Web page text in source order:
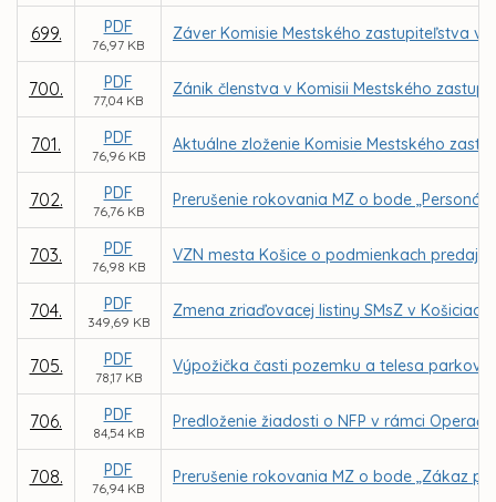
699. PDF
76,97 KB
Záver Komisie Mestského zastupiteľstva v
700. PDF
77,04 KB
Zánik členstva v Komisii Mestského
701. PDF
76,96 KB
Aktuálne zloženie Komisie Mestského
702. PDF
76,76 KB
Prerušenie rokovania MZ o bode
703. PDF
76,98 KB
VZN mesta Košice o podmienkach
704. PDF
349,69 KB
Zmena zriaďovacej listiny SMsZ v Košiciach
705. PDF
78,17 KB
Výpožička časti pozemku a telesa
706. PDF
84,54 KB
Predloženie žiadosti o NFP v rámci
708. PDF
76,94 KB
Prerušenie rokovania MZ o bode „Zákaz